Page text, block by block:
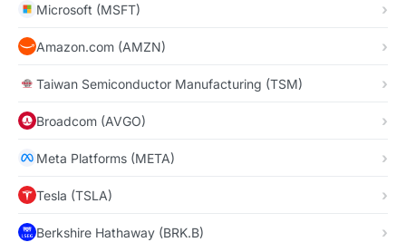
Microsoft (MSFT)
Amazon.com (AMZN)
Taiwan Semiconductor Manufacturing (TSM)
Broadcom (AVGO)
Meta Platforms (META)
Tesla (TSLA)
Berkshire Hathaway (BRK.B)